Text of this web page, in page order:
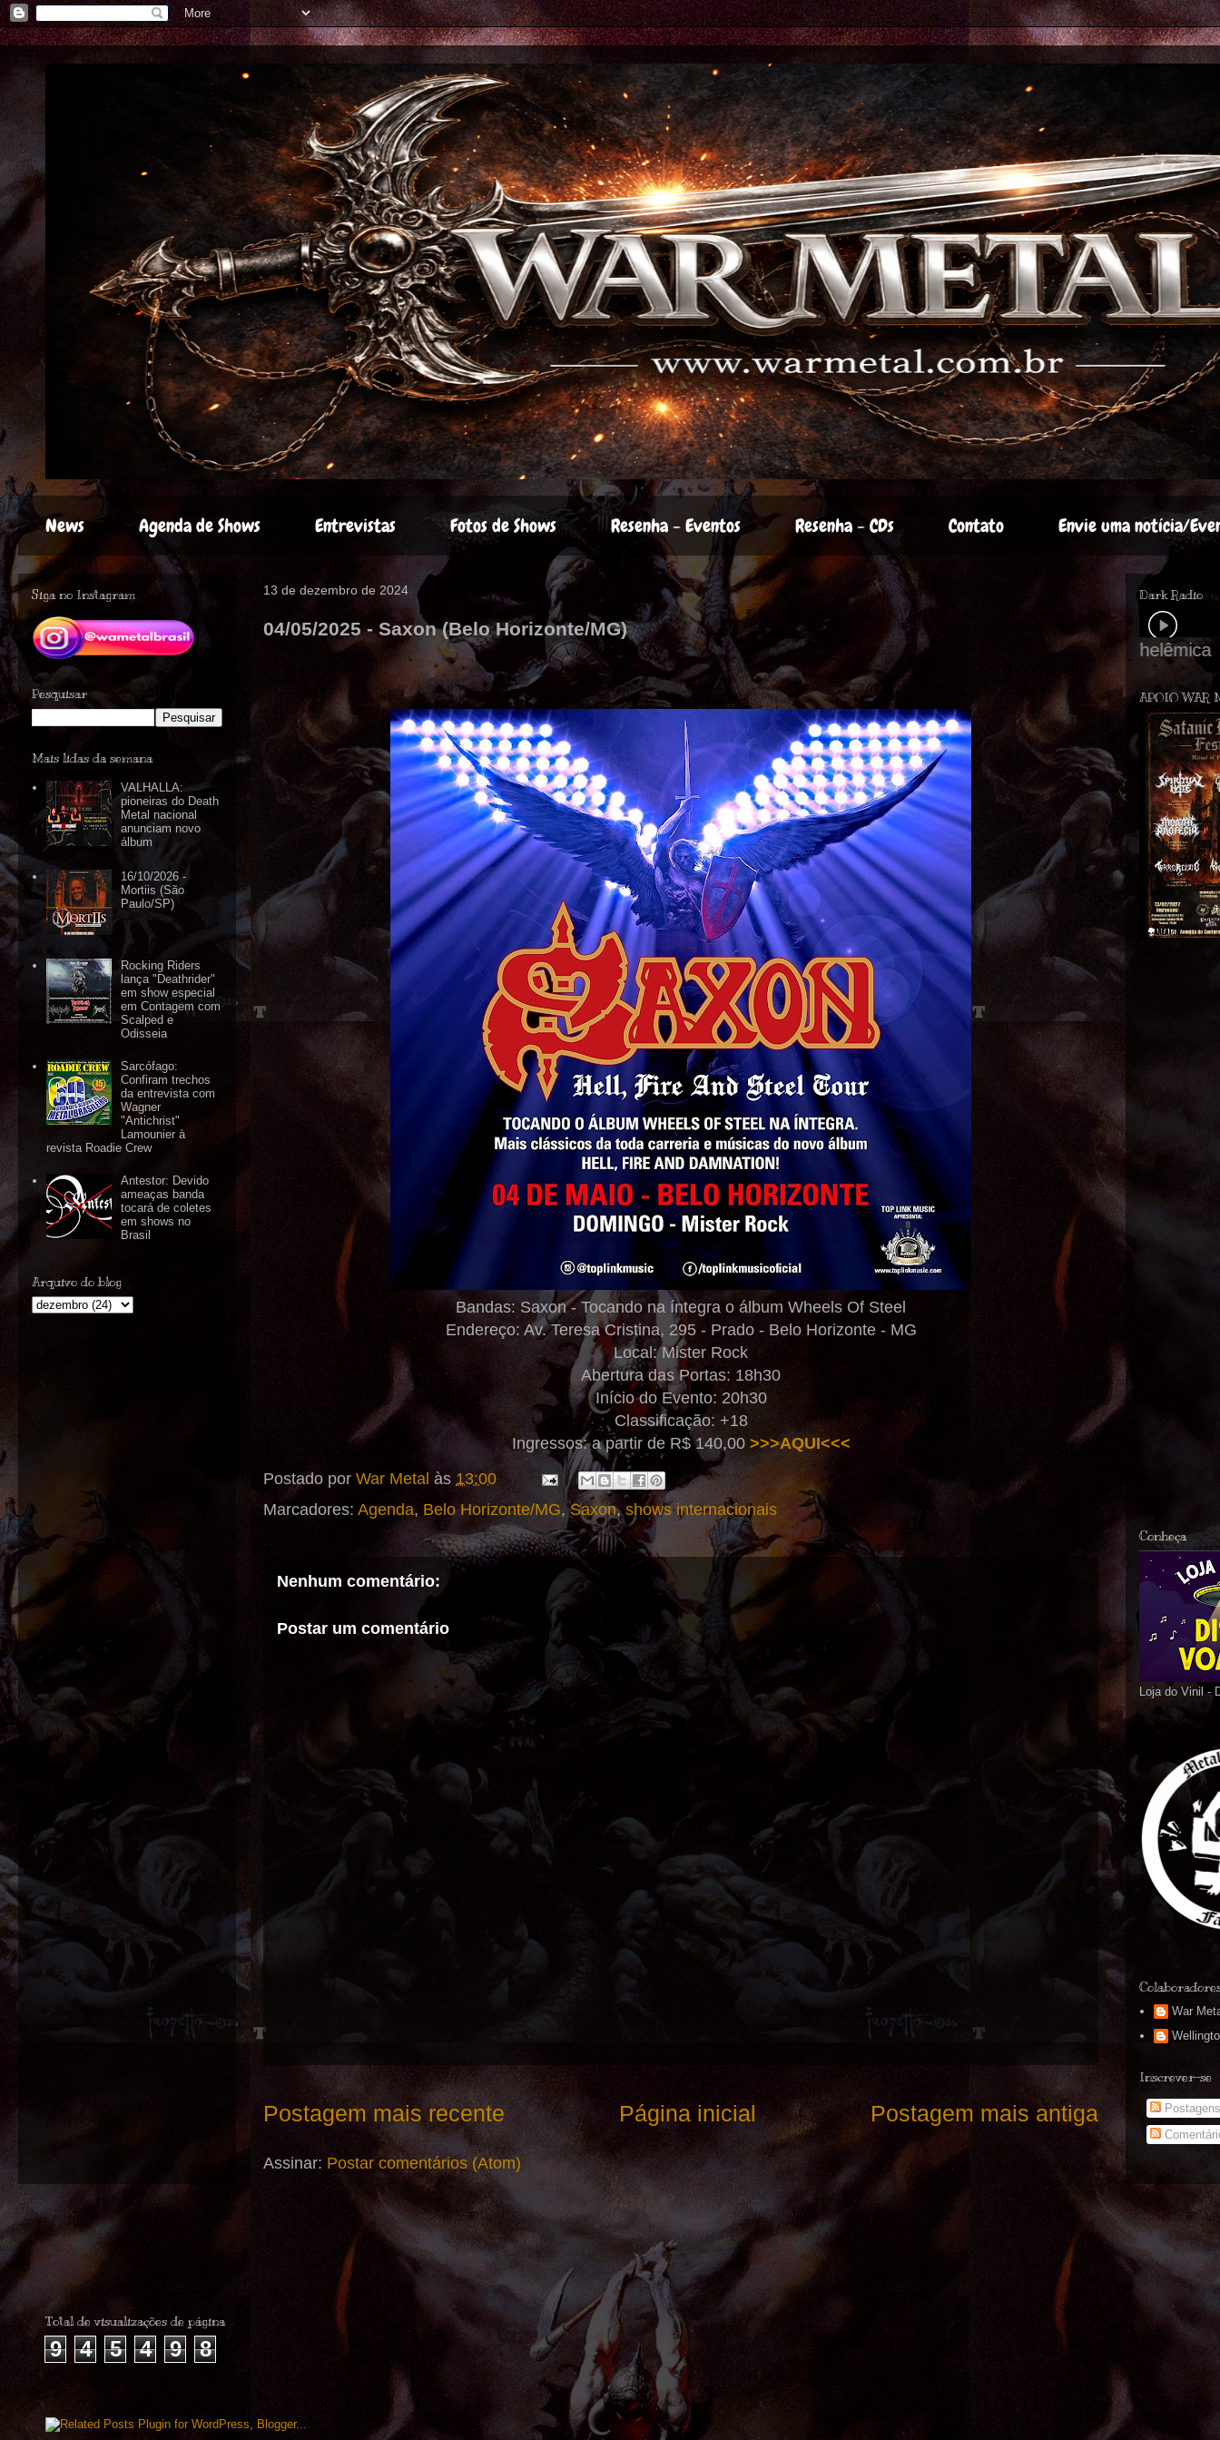
News Agenda de Shows Entrevistas Fotos de Shows Resenha - Eventos Resenha - CDs Contato Envie uma notícia/
13 de dezembro de 2024
04/05/2025 - Saxon (Belo Horizonte/MG)
Bandas: Saxon - Tocando na íntegra o álbum Wheels Of Steel
Endereço: Av. Teresa Cristina, 295 - Prado - Belo Horizonte - MG
Local: Mister Rock
Abertura das Portas: 18h30
Início do Evento: 20h30
Classificação: +18
Ingressos: a partir de R$ 140,00 >>>AQUI<<<
Postado por War Metal às 13:00
Marcadores: Agenda, Belo Horizonte/MG,Saxon,shows internacionais
Nenhum comentário:
Postar um comentário
Postagem mais recente Postagem mais antiga
Página inicial
Assinar: Postar comentários (Atom)
Siga no Instagram
Pesquisar
Mais lidas da semana
VALHALLA:
pioneiras do Death
Metal nacional
anunciam novo
álbum
16/10/2026 -
Mortiis (São
Paulo/SP)
Rocking Riders
lança "Deathrider"
em show especial
em Contagem com
Scalped e
Odisseia
Sarcófago:
Confiram trechos
da entrevista com
Wagner
"Antichrist"
Lamounier à
revista Roadie Crew
Antestor: Devido
ameaças banda
tocará de coletes
em shows no
Brasil
Arquivo do blog
Dark Radio
APOIO WAR
Conheça
Loja do Vinil -
War
Inscrever-se
Postagens
Total de visualizações de página
9 4 5 4 9 8